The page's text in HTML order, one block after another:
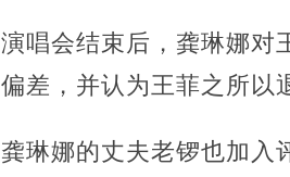
演唱会结束后，龚琳娜对
偏差，并认为王菲之所以
龚琳娜的丈夫老锣也加入